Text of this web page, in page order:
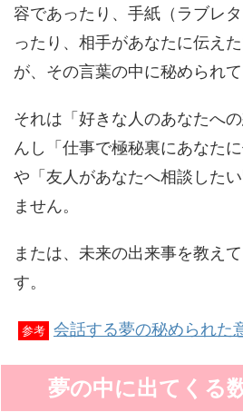
容であったり、手紙（ラブレ
ったり、相手があなたに伝え
が、その言葉の中に秘められて
それは「好きな人のあなたへ
んし「仕事で極秘裏にあなた
や「友人があなたへ相談した
ません。
または、未来の出来事を教え
す。
参考 会話する夢の秘められた
夢の中に出てくる